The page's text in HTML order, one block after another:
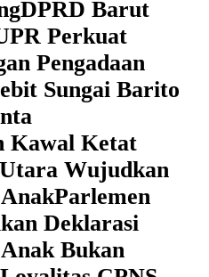
DPRD Barut
Perkuat
Pengadaan
Sungai Barito
Kawal Ketat
Wujudkan
Parlemen
Deklarasi
Bukan